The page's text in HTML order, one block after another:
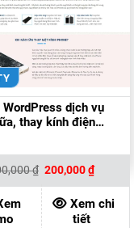
WordPress dịch vụ
thay kính điện
₫ Giá
là:
900,000 ₫.
200,000₫Giá
hiện
tại
là:
Xem chi
tiết